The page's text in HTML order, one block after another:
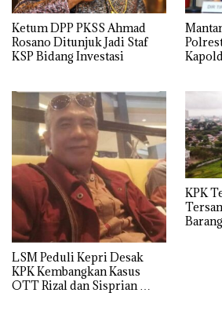
Ketum DPP PKSS Ahmad
Rosano Ditunjuk Jadi Staf
KSP Bidang Investasi
LSM Peduli Kepri Desak
KPK Kembangkan Kasus
OTT Rizal dan Sisprian
KPK